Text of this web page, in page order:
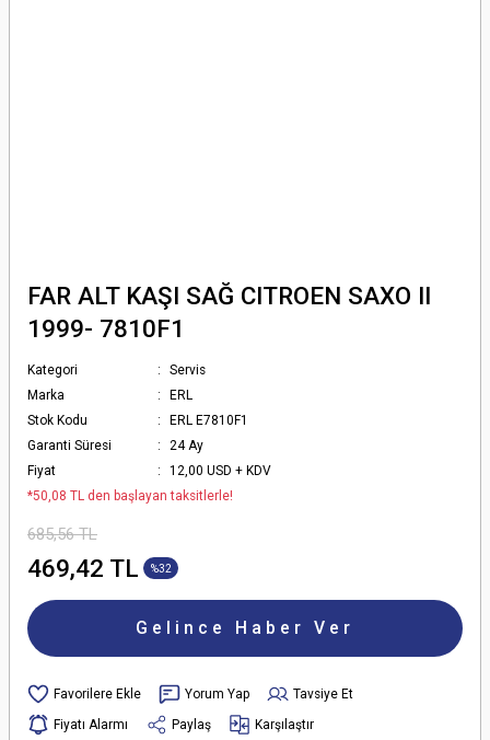
FAR ALT KAŞI SAĞ CITROEN SAXO II
1999- 7810F1
Kategori
Servis
Marka
ERL
Stok Kodu
ERL E7810F1
Garanti Süresi
24 Ay
Fiyat
12,00 USD + KDV
*50,08 TL den başlayan taksitlerle!
685,56 TL
469,42 TL %32
Gelince Haber Ver
Yorum Yap
Tavsiye Et
Fiyatı Alarmı
Paylaş Karşılaştır